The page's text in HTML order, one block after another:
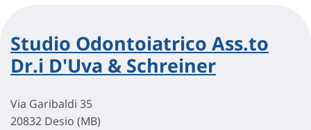
Studio Odontoiatrico Ass.to
Dr.i D'Uva & Schreiner
Via Garibaldi 35
20832 Desio (MB)